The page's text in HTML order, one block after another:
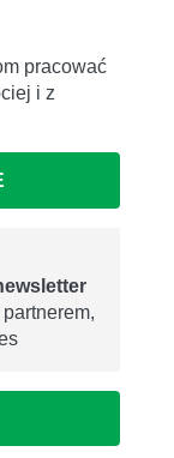
pracować
i z